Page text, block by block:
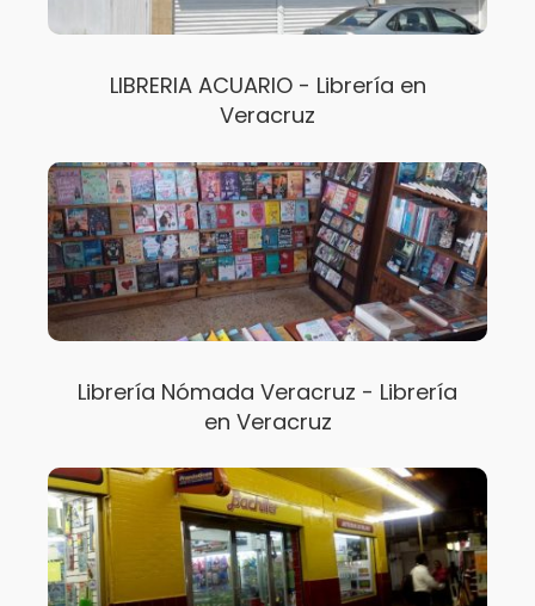
LIBRERIA ACUARIO - Librería en
Veracruz
Librería Nómada Veracruz - Librería
en Veracruz